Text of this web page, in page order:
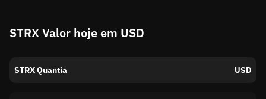
STRX Valor hoje em USD
STRX Quantia USD